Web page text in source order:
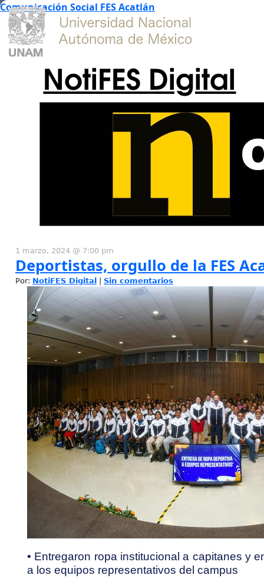
Comunicación Social FES Acatlán
NotiFES Digital
1 marzo, 2024 @ 7:00 pm
Deportistas, orgullo de la FES
Por: NotiFES Digital Sin comentarios
• Entregaron ropa institucional a capitanes y
a los equipos representativos del campus